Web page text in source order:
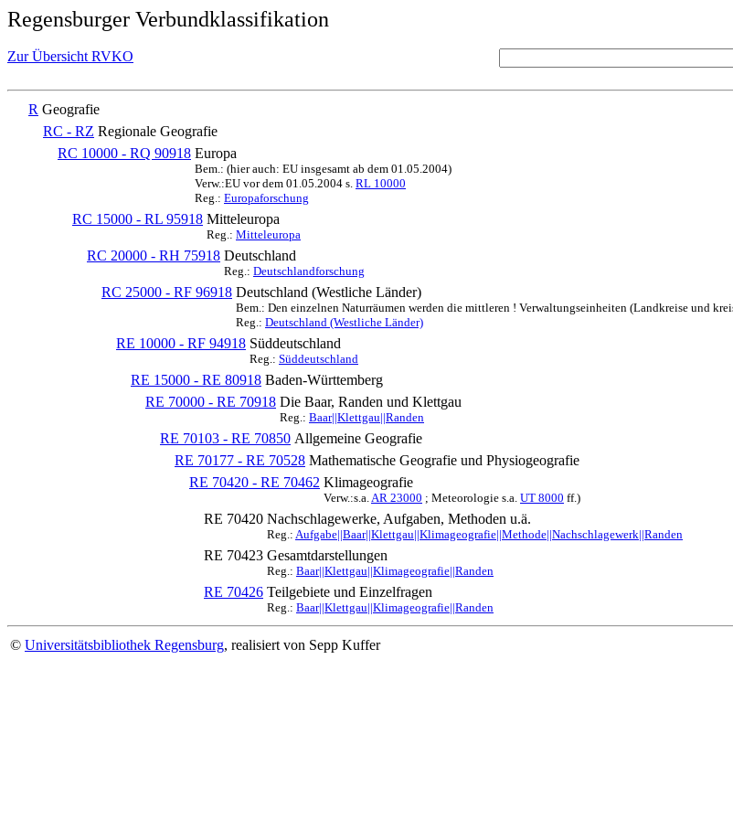
Regensburger Verbundklassifikation
Zur Übersicht RVKO
R Geografie
RC - RZ Regionale Geografie
RC 10000 - RQ 90918 Europa
Bem.: (hier auch: EU insgesamt ab dem 01.05.2004)
Verw.:EU vor dem 01.05.2004 s. RL 10000
Reg.: Europaforschung
RC 15000 - RL 95918 Mitteleuropa
Reg.: Mitteleuropa
RC 20000 - RH 75918 Deutschland
Reg.: Deutschlandforschung
RC 25000 - RF 96918 Deutschland (Westliche Länder)
Bem.: Den einzelnen Naturräumen werden die mittleren ! Verwaltungseinheiten (Landkreise und
Reg.: Deutschland (Westliche Länder)
RE 10000 - RF 94918 Süddeutschland
Reg.: Süddeutschland
RE 15000 - RE 80918 Baden-Württemberg
RE 70000 - RE 70918 Die Baar, Randen und Klettgau
Reg.: Baar||Klettgau||Randen
RE 70103 - RE 70850 Allgemeine Geografie
RE 70177 - RE 70528 Mathematische Geografie und Physiogeografie
RE 70420 - RE 70462 Klimageografie
Verw.:s.a.AR 23000 ; Meteorologie s.a. UT 8000 ff.)
RE 70420 Nachschlagewerke, Aufgaben, Methoden u.ä.
Reg.: Aufgabe||Baar||Klettgau||Klimageografie||Methode||Nachschlagewerk||Randen
RE 70423 Gesamtdarstellungen
Reg.: Baar||Klettgau||Klimageografie||Randen
RE 70426 Teilgebiete und Einzelfragen
Reg.: Baar||Klettgau||Klimageografie||Randen
© Universitätsbibliothek Regensburg, realisiert von Sepp Kuffer